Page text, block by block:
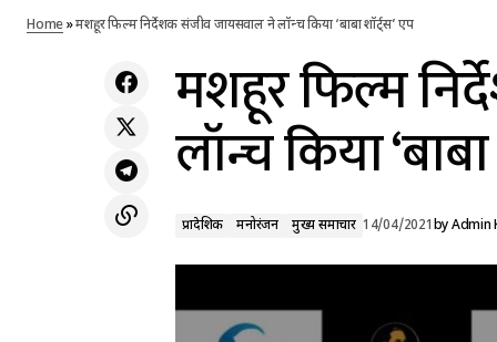
Home»मशहूर फिल्म निर्देशक संजीव जायसवाल ने लॉन्च किया ‘बाबा शॉर्ट्स’ एप
मशहूर फिल्म
लॉन्च किया
प्रादेशिक मनोरंजन मुख्य समाचार 14/04/2021byAdmin